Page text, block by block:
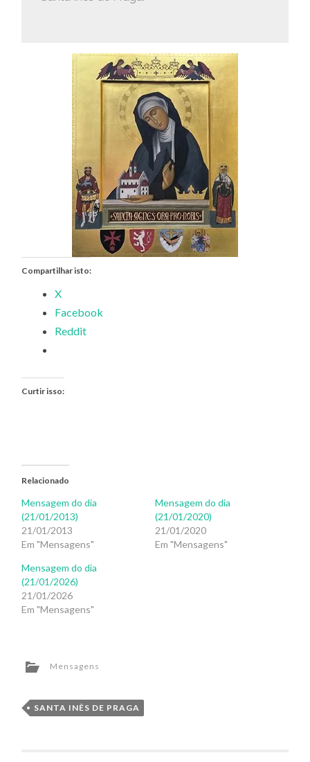
Compartilhar isto:
X
Facebook
Reddit
Curtir isso:
Relacionado
Mensagem do dia
(21/01/2013)
21/01/2013
Em "Mensagens"
Mensagem do dia
(21/01/2020)
21/01/2020
Em "Mensagens"
Mensagem do dia
(21/01/2026)
21/01/2026
Em "Mensagens"
Mensagens
SANTA INÊS DE PRAGA